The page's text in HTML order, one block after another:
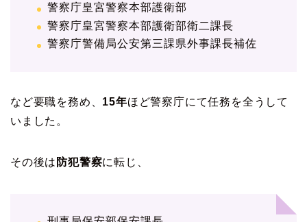
警察庁皇宮警察本部護衛部
警察庁皇宮警察本部護衛部衛二課長
警察庁警備局公安第三課県外事課長補佐
など要職を務め、 15年ほど警察庁にて任務を全うして
いました。
その後は 防犯警察に転じ、